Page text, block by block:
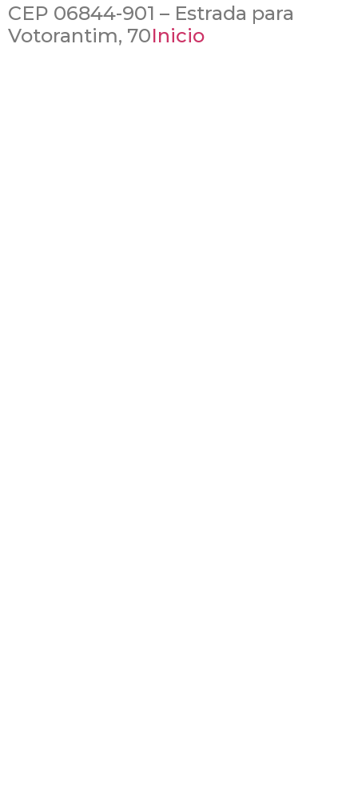
CEP 06844-901 – Estrada para
Votorantim, 70Inicio